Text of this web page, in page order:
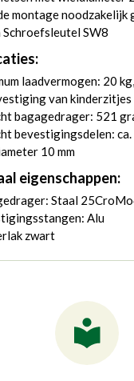
montage noodzakelijk
Schroefsleutel SW8
laadvermogen: 20
van
bagagedrager: 521
bevestigingsdelen:
10 mm
eigenschappen:
Staal
Alu
zwart